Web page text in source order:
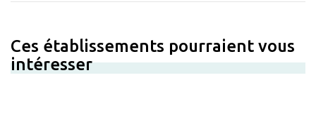
Ces établissements pourraient vous
intéresser